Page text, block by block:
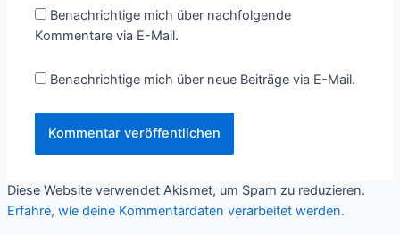
Benachrichtige mich über nachfolgende
Kommentare via E-Mail.
Benachrichtige mich über neue Beiträge via E-Mail.
Diese Website verwendet Akismet, um Spam zu reduzieren.
Erfahre, wie deine Kommentardaten verarbeitet werden.